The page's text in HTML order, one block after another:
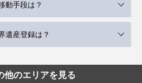
動手段は？
遺産登録は？
他のエリアを見る